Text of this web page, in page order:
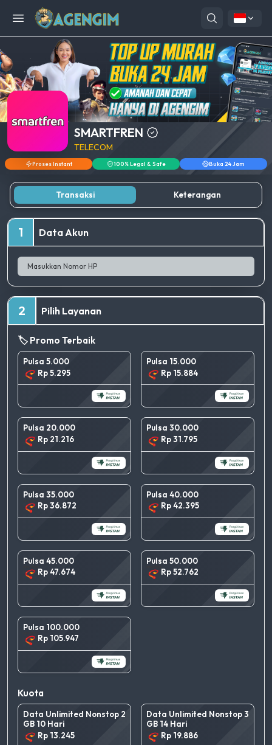
Open menu
SMARTFREN
TELECOM
Proses Instant 100% Legal & Safe Buka 24 Jam
Transaksi Keterangan
1 Data Akun
2 Pilih Layanan
🏷️ Promo Terbaik
Pulsa 5.000
Rp 5.295
Pulsa 15.000
Rp 15.884
Pulsa 20.000
Rp 21.216
Pulsa 30.000
Rp 31.795
Pulsa 35.000
Rp 36.872
Pulsa 40.000
Rp 42.395
Pulsa 45.000
Rp 47.674
Pulsa 50.000
Rp 52.762
Pulsa 100.000
Rp 105.947
Kuota
Data Unlimited Nonstop 2
GB 10 Hari
Rp 13.245
Data Unlimited Nonstop 3
GB 14 Hari
Rp 19.886